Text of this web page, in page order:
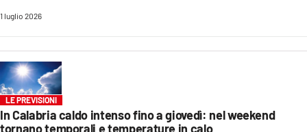
1 luglio 2026
LE PREVISIONI
In Calabria caldo intenso fino a giovedì: nel weekend
tornano temporali e temperature in calo